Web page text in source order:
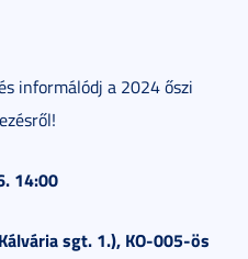
informálódj a 2024 őszi
14:00
sgt. 1.), KO-005-ös